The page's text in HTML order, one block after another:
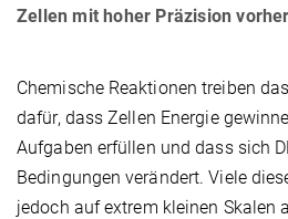
Zellen mit hoher Präzision
Chemische Reaktionen treiben
dafür, dass Zellen Energie
Aufgaben erfüllen und dass sich
Bedingungen verändert. Viele
jedoch auf extrem kleinen Skalen